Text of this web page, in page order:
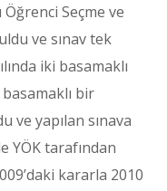
Seçme ve
ve sınav tek
iki basamaklı
basamaklı bir
ve yapılan sınava
YÖK tarafından
kararla 2010